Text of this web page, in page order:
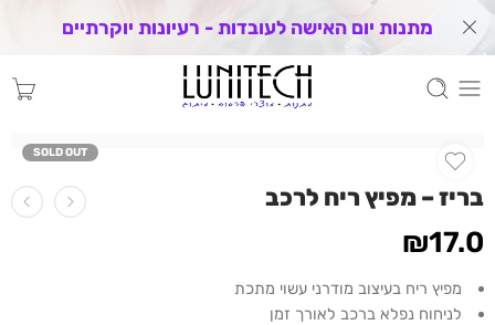
מתנות יום האישה לעובדות - רעיונות יוקרתיים
SOLD OUT
בריז – מפיץ ריח לרכב
₪17.0
מפיץ ריח בעיצוב מודרני עשוי מתכת
לניחוח נפלא ברכב לאורך זמן